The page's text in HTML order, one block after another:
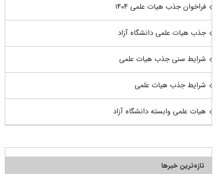
فراخوان جذب هیات علمی ۱۴۰۴
جذب هیات علمی دانشگاه آزاد
شرایط سنی جذب هیات علمی
شرایط جذب هیات علمی
هیات علمی وابسته دانشگاه آزاد
تازه‌ترین خبرها